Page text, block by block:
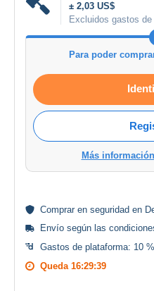
± 2,03 US$
Excluidos gastos
Para poder
Más
Comprar en seguridad en
Envío según las
Gastos de plataforma: 10
Queda 16:29:38